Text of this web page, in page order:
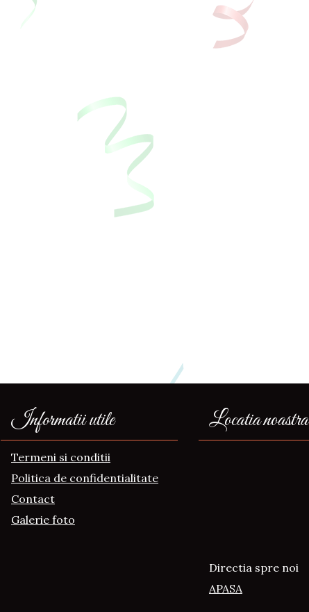
Informatii utile
Termeni si conditii
Politica de confidentialitate
Contact
Galerie foto
Locatia noastra
Directia spre noi
APASA